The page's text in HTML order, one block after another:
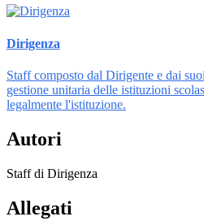
Dirigenza
Staff composto dal Dirigente e dai
gestione unitaria delle istituzioni
legalmente l'istituzione.
Autori
Staff di Dirigenza
Allegati